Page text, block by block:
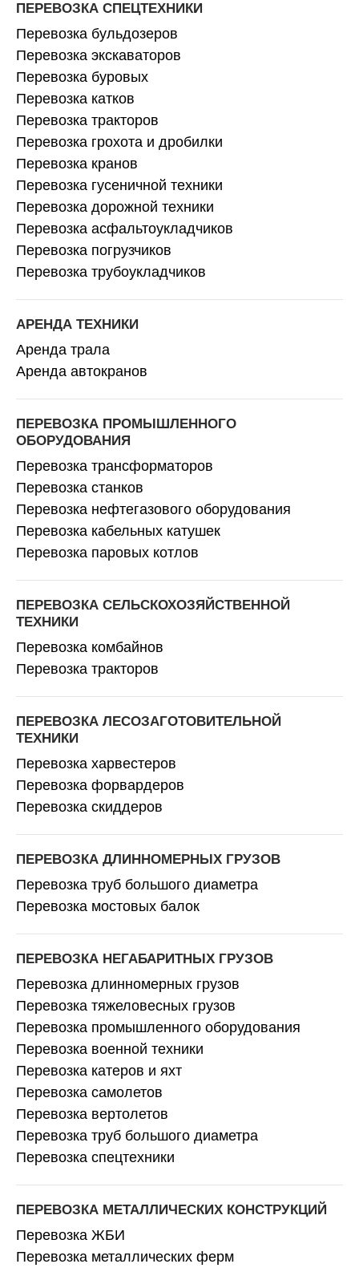
ПЕРЕВОЗКА СПЕЦТЕХНИКИ
Перевозка бульдозеров
Перевозка экскаваторов
Перевозка буровых
Перевозка катков
Перевозка тракторов
Перевозка грохота и дробилки
Перевозка кранов
Перевозка гусеничной техники
Перевозка дорожной техники
Перевозка асфальтоукладчиков
Перевозка погрузчиков
Перевозка трубоукладчиков
АРЕНДА ТЕХНИКИ
Аренда трала
Аренда автокранов
ПЕРЕВОЗКА ПРОМЫШЛЕННОГО
ОБОРУДОВАНИЯ
Перевозка трансформаторов
Перевозка станков
Перевозка нефтегазового оборудования
Перевозка кабельных катушек
Перевозка паровых котлов
ПЕРЕВОЗКА СЕЛЬСКОХОЗЯЙСТВЕННОЙ
ТЕХНИКИ
Перевозка комбайнов
Перевозка тракторов
ПЕРЕВОЗКА ЛЕСОЗАГОТОВИТЕЛЬНОЙ
ТЕХНИКИ
Перевозка харвестеров
Перевозка форвардеров
Перевозка скиддеров
ПЕРЕВОЗКА ДЛИННОМЕРНЫХ ГРУЗОВ
Перевозка труб большого диаметра
Перевозка мостовых балок
ПЕРЕВОЗКА НЕГАБАРИТНЫХ ГРУЗОВ
Перевозка длинномерных грузов
Перевозка тяжеловесных грузов
Перевозка промышленного оборудования
Перевозка военной техники
Перевозка катеров и яхт
Перевозка самолетов
Перевозка вертолетов
Перевозка труб большого диаметра
Перевозка спецтехники
ПЕРЕВОЗКА МЕТАЛЛИЧЕСКИХ КОНСТРУКЦИЙ
Перевозка ЖБИ
Перевозка металлических ферм